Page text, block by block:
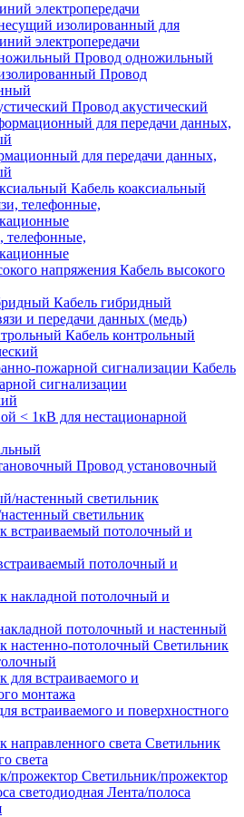
изолированный для
электропередачи
Провод одножильный
Провод
Провод акустический
для передачи данных,
Кабель коаксиальный
телефонные,
Кабель высокого
Кабель гибридный
и передачи данных (медь)
Кабель контрольный
Кабель
сигнализации
< 1кВ для нестационарной
Провод установочный
светильник
потолочный и
потолочный и настенный
Светильник
встраиваемого и поверхностного
Светильник
света
Светильник/прожектор
Лента/полоса